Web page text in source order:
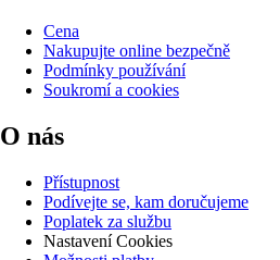
Cena
Nakupujte online bezpečně
Podmínky používání
Soukromí a cookies
O nás
Přístupnost
Podívejte se, kam doručujeme
Poplatek za službu
Nastavení Cookies